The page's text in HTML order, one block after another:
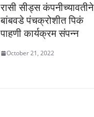
रासी सीड्स कंपनीच्यावतीने
बांबवडे पंचक्रोशीत पिकं
पाहणी कार्यक्रम संपन्न
October 21, 2022